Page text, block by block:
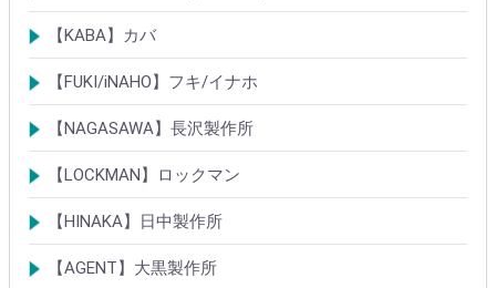
シリンダー
錠
【KABA】カバ
シリンダー
錠・ロック製品
【FUKI/iNAHO】フキ/イナホ
TIERKEYシリンダー
ロック製品
【NAGASAWA】長沢製作所
シリンダー
古代・古代ネオ装飾錠
KEYLEX/キーレックス
レバーハンドルシリーズ
【LOCKMAN】ロックマン
メガクロスSPシリンダー
デジタルロック
【HINAKA】日中製作所
SEPA/HDSシリンダー
SEPA・AGE・GIAロック製品
【AGENT】大黒製作所